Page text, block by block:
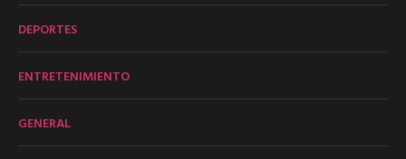
DEPORTES
ENTRETENIMIENTO
GENERAL